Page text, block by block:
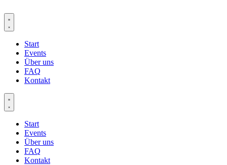
Inhalt
springen
Start
Events
Über uns
FAQ
Kontakt
Start
Events
Über uns
FAQ
Kontakt